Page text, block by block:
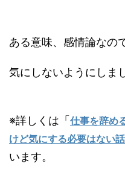
ある意味、感情論なの
気にしないようにしま
※詳しくは「仕事を辞め
けど気にする必要はない話
います。